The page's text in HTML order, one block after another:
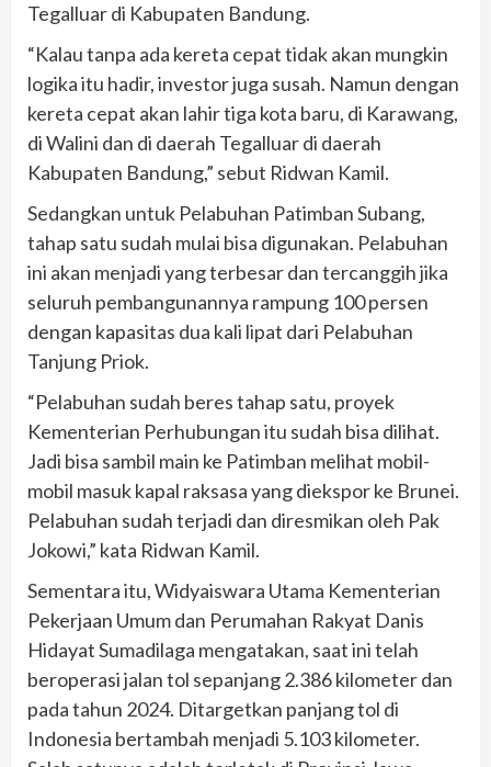
Tegalluar di Kabupaten Bandung.
“Kalau tanpa ada kereta cepat tidak akan mungkin
logika itu hadir, investor juga susah. Namun dengan
kereta cepat akan lahir tiga kota baru, di Karawang,
di Walini dan di daerah Tegalluar di daerah
Kabupaten Bandung,” sebut Ridwan Kamil.
Sedangkan untuk Pelabuhan Patimban Subang,
tahap satu sudah mulai bisa digunakan. Pelabuhan
ini akan menjadi yang terbesar dan tercanggih jika
seluruh pembangunannya rampung 100 persen
dengan kapasitas dua kali lipat dari Pelabuhan
Tanjung Priok.
“Pelabuhan sudah beres tahap satu, proyek
Kementerian Perhubungan itu sudah bisa dilihat.
Jadi bisa sambil main ke Patimban melihat mobil-
mobil masuk kapal raksasa yang diekspor ke Brunei.
Pelabuhan sudah terjadi dan diresmikan oleh Pak
Jokowi,” kata Ridwan Kamil.
Sementara itu, Widyaiswara Utama Kementerian
Pekerjaan Umum dan Perumahan Rakyat Danis
Hidayat Sumadilaga mengatakan, saat ini telah
beroperasi jalan tol sepanjang 2.386 kilometer dan
pada tahun 2024. Ditargetkan panjang tol di
Indonesia bertambah menjadi 5.103 kilometer.